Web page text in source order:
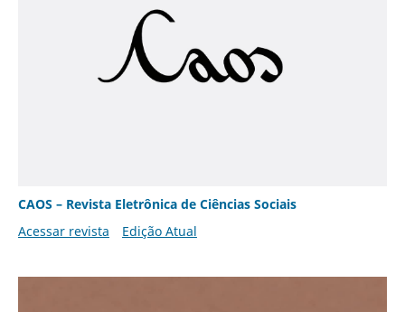
CAOS – Revista Eletrônica de Ciências Sociais
Acessar revista
Edição Atual